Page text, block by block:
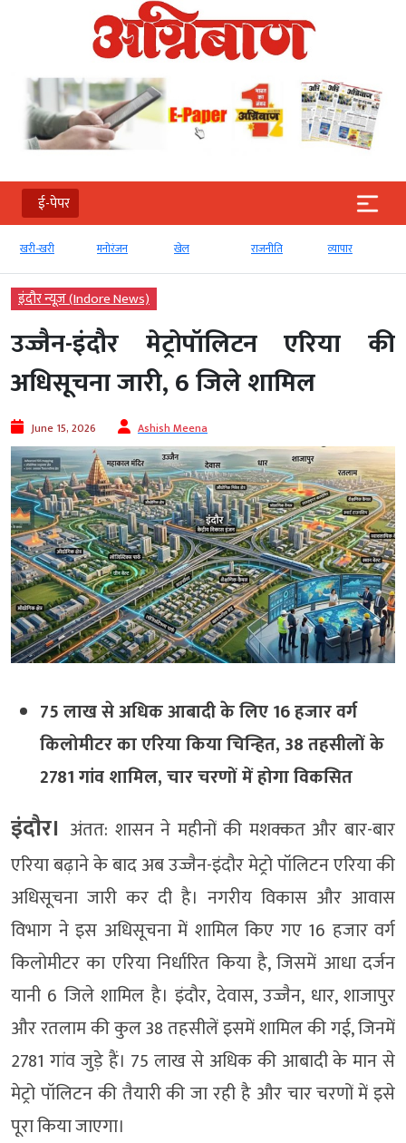
ई-पेपर
खरी
इंदौर न्यूज़ (Indore News)
उज्जैन-इंदौर मेट्रोपॉलिटन एरिया की
अधिसूचना जारी, 6 जिले शामिल
June 15, 2026 Ashish Meena
75 लाख से अधिक आबादी के लिए 16 हजार वर्ग
किलोमीटर का एरिया किया चिन्हित, 38 तहसीलों के
2781 गांव शामिल, चार चरणों में होगा विकसित
इंदौर। अंतत: शासन ने महीनों की मशक्कत और बार-बार
एरिया बढ़ाने के बाद अब उज्जैन-इंदौर मेट्रो पॉलिटन एरिया की
अधिसूचना जारी कर दी है। नगरीय विकास और आवास
विभाग ने इस अधिसूचना में शामिल किए गए 16 हजार वर्ग
किलोमीटर का एरिया निर्धारित किया है, जिसमें आधा दर्जन
यानी 6 जिले शामिल है। इंदौर, देवास, उज्जैन, धार, शाजापुर
और रतलाम की कुल 38 तहसीलें इसमें शामिल की गई, जिनमें
2781 गांव जुड़े हैं। 75 लाख से अधिक की आबादी के मान से
मेट्रो पॉलिटन की तैयारी की जा रही है और चार चरणों में इसे
पूरा किया जाएगा।